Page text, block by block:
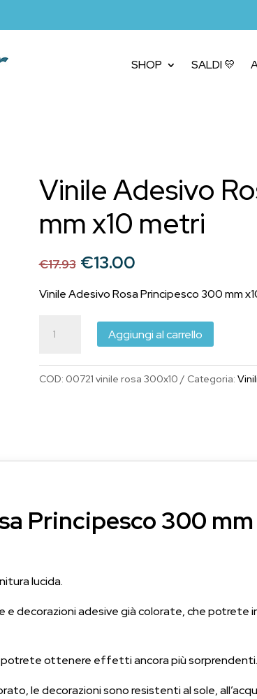
SHOP SALDI 💛
Vinile Adesivo
mm x10 metri
€17.93 Il
originale
era:
€17.93.
€13.00Il
attuale
è:
€13.00.
Vinile Adesivo Rosa Principesco 300 mm
Adesivo
Rosa
Principesco
Aggiungi al carrello
COD: 00721 vinile rosa 300x10 Categoria:
Principesco 300
lucida.
decorazioni adesive già colorate, che potrete
potrete ottenere effetti ancora più sorprendenti.
le decorazioni sono resistenti al sole,